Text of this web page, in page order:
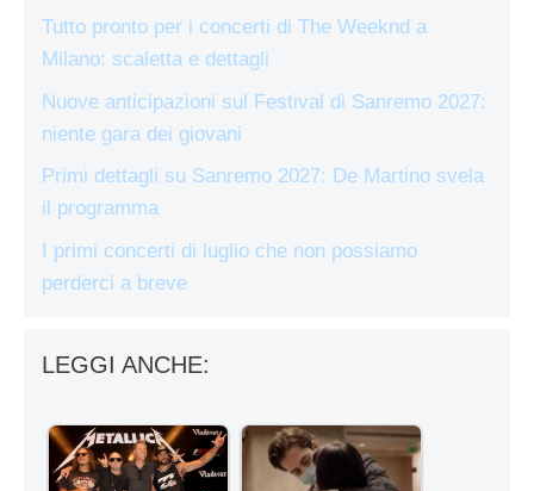
Tutto pronto per i concerti di The Weeknd a
Milano: scaletta e dettagli
Nuove anticipazioni sul Festival di Sanremo 2027:
niente gara dei giovani
Primi dettagli su Sanremo 2027: De Martino svela
il programma
I primi concerti di luglio che non possiamo
perderci a breve
LEGGI ANCHE: